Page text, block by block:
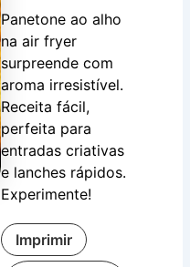
Panetone ao alho
na air fryer
surpreende com
aroma irresistível.
Receita fácil,
perfeita para
entradas criativas
e lanches rápidos.
Experimente!
Imprimir